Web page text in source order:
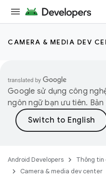
CAMERA & MEDIA DEV
Google sử dụng công
ngôn ngữ bạn ưu tiên.
Android Developers
Thông tin
Camera & media dev center